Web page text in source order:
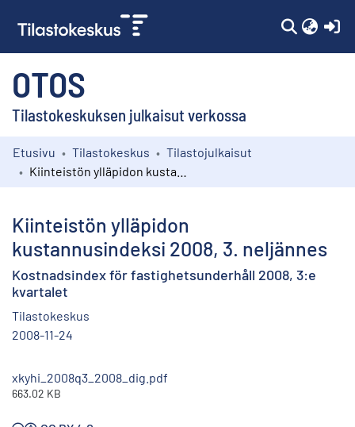
OTOS
Tilastokeskuksen julkaisut verkossa
Kokoelmat
Etusivu Tilastokeskus
Tilastojulkaisut
Kiinteistön ylläpidon
kustannusindeksi 2008, 3. neljännes
Kostnadsindex för fastighetsunderhåll 2008, 3:e
kvartalet
Tilastokeskus
2008-11-24
xkyhi_2008q3_2008_dig.pdf
663.02 KB